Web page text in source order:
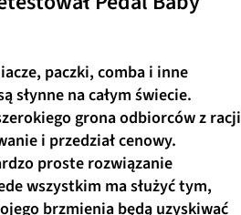
paczki, comba i inne
słynne na całym świecie.
grona odbiorców z racji
i przedział cenowy.
proste rozwiązanie
wszystkim ma służyć tym,
brzmienia będą uzyskiwać